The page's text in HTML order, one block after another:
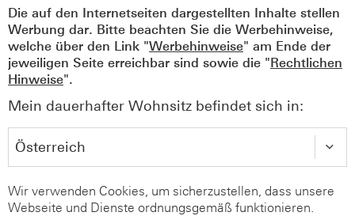
Die auf den Internetseiten dargestellten Inhalte stellen
Werbung dar. Bitte beachten Sie die Werbehinweise,
welche über den Link "Werbehinweise" am Ende der
jeweiligen Seite erreichbar sind sowie die "Rechtlichen
Hinweise".
Mein dauerhafter Wohnsitz befindet sich in:
Wir verwenden Cookies, um sicherzustellen, dass unsere
Webseite und Dienste ordnungsgemäß funktionieren.